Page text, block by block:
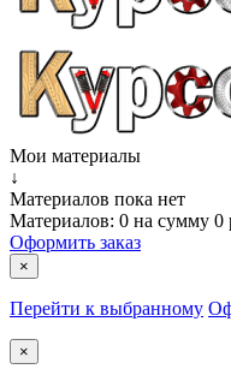
Мои материалы
↓
Материалов пока нет
Материалов: 0 на сумму 0
Оформить заказ
×
Перейти к выбранному
×